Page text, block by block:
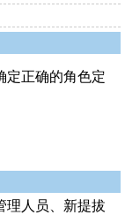
定正确的角色定
理人员、新提拔